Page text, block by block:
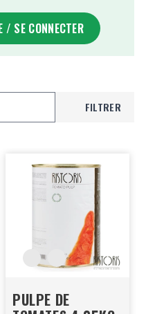
/ SE CONNECTER
FILTRER
PULPE DE